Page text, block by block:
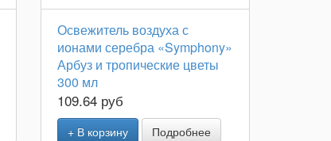
Освежитель воздуха с
ионами серебра «Symphony»
Арбуз и тропические цветы
300 мл
109.64 руб
+ В корзину Подробнее